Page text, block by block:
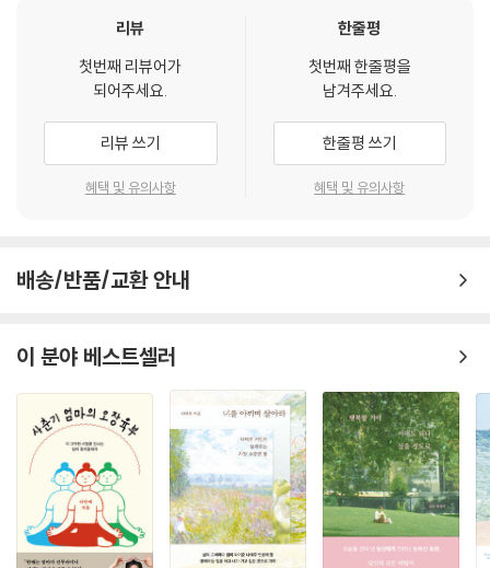
--- 「진정한 나는 무엇인가」 중에서
생각도 이 종소리와 같습니다. ‘불안해’라는 생각이 울리면 우리는 그것을
생각은 왔다가 가지만, 불안이 있을 때도 불안이 사라진 후에도 둘 다 알고
있는 그 자리는 결코 오거나 가지 않습니다. 당신은 종소리가 아닙니다. 당
신은 고요함도 아닙니다. 그 소리가 울리고 사라지는 것을 가만히 관찰하
우리는 평생 기분이 좋으면 잘된 하루, 기분이 나쁘면 실패한 하루라고 느
니다. 고요하면 옳고, 시끄러우면 틀렸다고 여깁니다. 편안하면 깨달음에
가깝고, 괴로우면 멀어졌다고 느낍니다. 하지만 심리 상태는 본래 오르고
내리는 것입니다. 고요함도 머물다 떠나고, 불안도 나타났다가 사라집니
다. 만약 깨달음이 특정 상태에 달려 있다면 그 깨달음 또한 상태가 바뀔 때
마다 함께 흔들릴 수밖에 없습니다.
--- 「괴롭고 시끄러워도 늘 밝다」 중에서
한 번 강렬한 체험을 하면 그 느낌을 깨달음의 기준으로 삼고 ‘오늘은 왜 그
때처럼 체험이 깊지 않을까’, ‘왜 예전 같은 환희가 오지 않을까’ 하고 자기
에게 깊은 안도와 해방감을 선사한다. 그래서다. 이 책은 단순히 감정을 다
독이는 위로의 차원을 뛰어넘는다. 지혜를 통해 번뇌의 정체를 스스로 꿰
뚫어 보게 돕는 정밀하고 깊이 있는 처방이다.
‘해석의 감옥’에서
한 걸음 물러나는 순간
그러나 그렇게 애쓸수록 오히려 마음은 더 복잡해지고 더 쉽게 지친다. 이
용히 지켜보는 것, 그 단순한 전환이 전혀 다른 차원의 경험을 열어 준다.
생각은 붙잡지 않을 때 스스로 힘을 잃고, 감정은 억누르지 않을 때 자연스
럽게 지나간다. 우리는 그동안 해석의 틀 안에서만 세상을 바라보며 스스
로를 가두고 있었다. 이 책은 그 틀을 깨뜨리려 하지 않는다. 대신 그 틀을
‘보게’ 만든다. 그 순간 우리는 처음으로 그 안에서 한 걸음 물러날 수 있게
된다. 그리고 바로 그 지점에서 마음은 조금씩 자유를 회복한다.
풀어낸 이 책이 제시하는 삶의 네 가지 이정표입니다. 자신을 귀하게 여기
고 세상의 평온을 서원하는 모든 이들에게 이 책을 권합니다.
- 곽정은 (한양대 상담심리대학원 겸임교수,『마음 해방』, 『어웨어니스』 저자)
리뷰
첫번째 리뷰어가
되어주세요.
리뷰 쓰기
혜택 및 유의사항
한줄평
첫번째 한줄평을
남겨주세요.
한줄평 쓰기
혜택 및 유의사항
배송/반품/교환 안내
이 분야 베스트셀러